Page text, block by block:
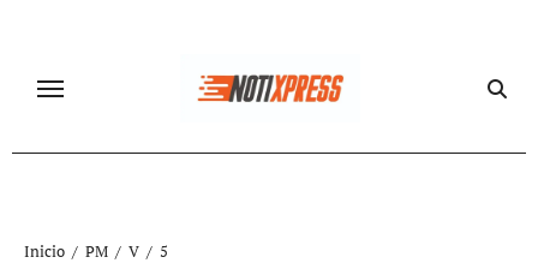
contenido
Inicio PM V
5